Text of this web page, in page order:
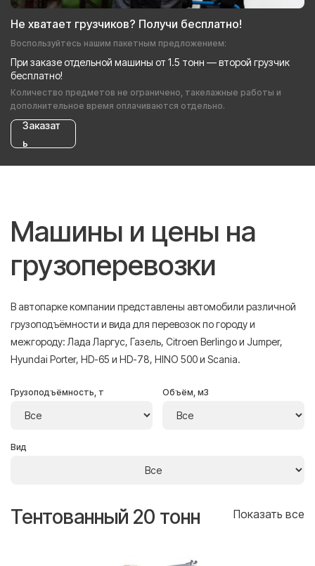
Не хватает грузчиков? Получи бесплатно!
Воспользуйтесь нашим пакетным предложением:
При заказе отдельной машины от 1.5 тонн — второй грузчик
бесплатно!
Количество предметов не ограничено, такелажные работы и
дополнительное время оплачиваются отдельно.
Заказат
ь
Машины и цены на
грузоперевозки
В автопарке компании представлены автомобили различной
грузоподъёмности и вида для перевозок по городу и
межгороду: Лада Ларгус, Газель, Citroen Berlingo и Jumper,
Hyundai Porter, HD-65 и HD-78, HINO 500 и Scania.
Грузоподъёмность, т Объём, м3
Вид
Тентованный 20 тонн Показать все